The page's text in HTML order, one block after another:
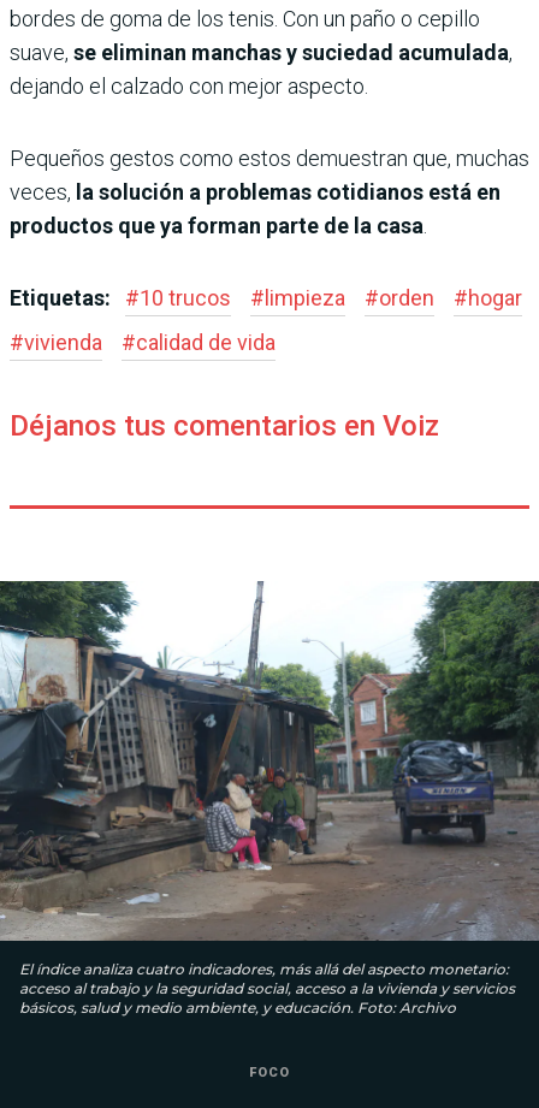
bordes de goma de los tenis. Con un paño o cepillo
suave, se eliminan manchas y suciedad acumulada,
dejando el calzado con mejor aspecto.
Pequeños gestos como estos demuestran que, muchas
veces, la solución a problemas cotidianos está en
productos que ya forman parte de la casa.
Etiquetas: #10 trucos # limpieza #orden #hogar
#vivienda #calidad de vida
Déjanos tus comentarios en Voiz
El índice analiza cuatro indicadores, más allá del aspecto monetario:
acceso al trabajo y la seguridad social, acceso a la vivienda y servicios
básicos, salud y medio ambiente, y educación. Foto: Archivo
FOCO